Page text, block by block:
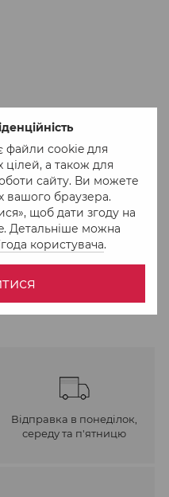
файли cookie для
цілей, а також для
сайту. Ви можете
вашого браузера.
щоб дати згоду на
Детальніше можна
користувача.
В кошик
1 клік
Порівняти
Відправка в понеділок,
середу та п'ятницю